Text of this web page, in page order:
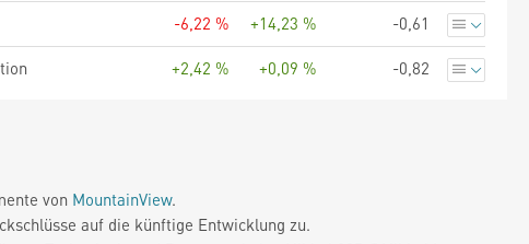
-6,22 % +14,23 % -0,61
+2,42 % +0,09 % -0,82
von MountainView.
auf die künftige Entwicklung zu.